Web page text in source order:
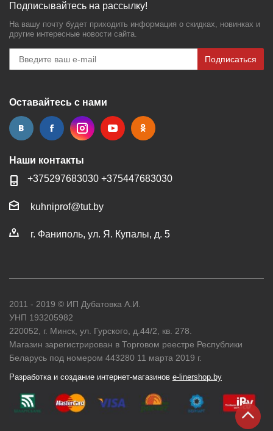
Подписывайтесь на рассылку!
На вашу почту будет приходить информация о скидках, новинках и
другие интересные новости сайта.
Подписаться
Оставайтесь с нами
Наши контакты
+375297683030 +375447683030
kuhniprof@tut.by
г. Фаниполь, ул. Я. Купалы, д. 5
2011 - 2019 © ИП Дубатовка А.И.
УНП 193205982
220052, г. Минск, ул. Гурского, д.44/2, кв. 278.
Магазин зарегистрирован в Торговом реестре Республики
Беларусь под номером 443280 11 марта 2019 г.
Разработка и создание интернет-магазинов e-linershop.by